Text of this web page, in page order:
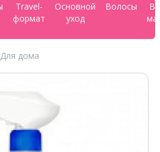
Travel-
формат
Основной
уход
Волосы
Для дома